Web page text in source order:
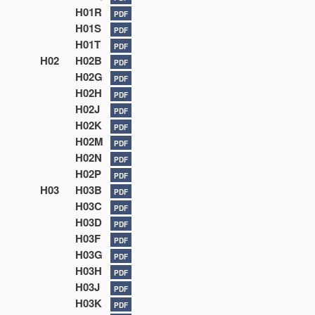
H01R PDF
H01S PDF
H01T PDF
H02 H02B PDF
H02G PDF
H02H PDF
H02J PDF
H02K PDF
H02M PDF
H02N PDF
H02P PDF
H03 H03B PDF
H03C PDF
H03D PDF
H03F PDF
H03G PDF
H03H PDF
H03J PDF
H03K PDF